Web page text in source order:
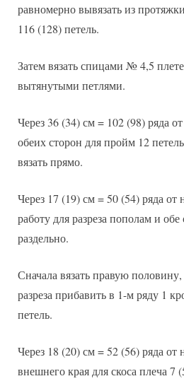
равномерно вывязать из
116 (128) петель.
Затем вязать спицами № 4,5
вытянутыми петлями.
Через 36 (34) см = 102 (98) ряда
обеих сторон для пройм 12
вязать прямо.
Через 17 (19) см = 50 (54) ряда от
работу для разреза пополам и
раздельно.
Сначала вязать правую
разреза прибавить в 1-м ряду 1
петель.
Через 18 (20) см = 52 (56) ряда от
внешнего края для скоса плеча 7